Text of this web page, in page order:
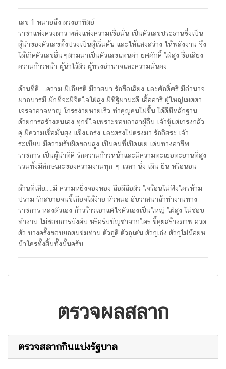
เลข 1 หมายถึง ดวงอาทิตย์
ราชาแห่งดวงดาว พลังแห่งความเชื่อมั่น เป็นตัวเลขประธานซึ่งเป็น
ผู้นำของตัวเลขทั้งปวงเป็นผู้เริ่มต้น และให้แสงสว่าง ให้พลังงาน จึง
ได้เกิดตัวเลขอื่นๆตามมาเป็นตัวเลขแทนค่า ยศศักดิ์ ใฝ่สูง ชื่อเสียง
ความก้าวหน้า ผู้นำไว้ตัว ผู้ทรงอำนาจและความมั่นคง
ด้านที่ดี…..ความ มีเกียรติ มีวาสนา รักชื่อเสียง และศักดิ์ศรี มีอำนาจ
มากบารมี มักที่จะมีจิตใจใฝ่สูง มีทิฐิมานะดี เอื้ออารี ผู้ใหญ่เมตตา
เจรจาอาจหาญ โกรธง่ายหายเร็ว ทำคุญคนไม่ขึ้น ได้ดีมีหลักฐาน
ด้วยการสร้างตนเอง ทุกข์ใจเพราะชอบอาสาผู้อื่น เจ้าชู้แต่เกรงกลัว
คู่ มีความเชื่อมั่นสูง แข็งแกร่ง และตรงไปตรงมา รักอิสระ เจ้า
ระเบียบ มีความรับผิดชอบสูง เป็นคนที่เปิดเผย เด่นทางอาชีพ
ราชการ เป็นผู้นำที่ดี รักความก้าวหน้าและมีความทะเยอทะยานที่สูง
รวมทั้งมีลักษณะของความงามทุก ๆ เวลา นั่ง เดิน ยืน หรือนอน
ด้านที่เสีย.….มี ความหยิ่งจองหอง ถือดีถือตัว ใจร้อนไม่ฟังใครห้าม
ปราม รักสบายจนขี้เกียจได้ง่าย หัวหมอ อับวาสนาถ้าทำงานทาง
ราชการ หลงตัวเอง ก้าวร้าวเอาแต่ใจตัวเองเป็นใหญ่ ใฝ่สูง ไม่ชอบ
ทำงาน ไม่ชอบการบังคับ หรือรับบัญชาจากใคร ขี้คุยสร้างภาพ อวด
ตัว บางครั้งชอบยกตนข่มท่าน ตัวกูดี ตัวกูเด่น ตัวกูเก่ง ตัวกูไม่น้อยห
น้าใครทั้งสิ้นทั้งนั้นครับ
ตรวจผลสลาก
ตรวจสลากกินแบ่งรัฐบาล